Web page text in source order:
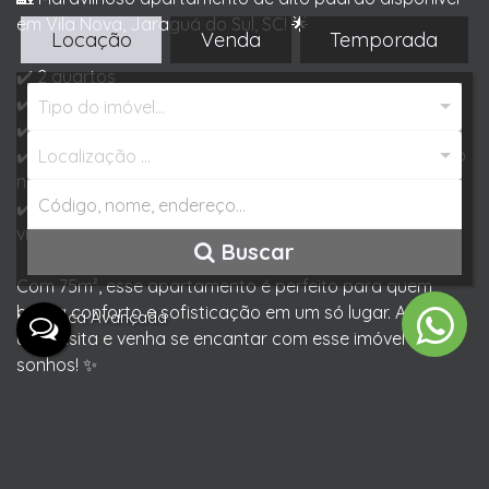
Locação Venda Temporada
Tipo do imóvel...
Localização ...
Buscar
Busca Avançada
em Vila Nova, Jaraguá do Sul, SC! 🌟
✔️ 2 quartos
✔️ 1 vaga de garagem
✔️ Prédio com elevador e salão de festas
✔️ Ficam Eletrodomésticos embutidos, ar-condicionado
na sala e móveis sob medida
✔️ Localizado no último andar, proporcionando uma
vista incrível
Com 75m², esse apartamento é perfeito para quem
busca conforto e sofisticação em um só lugar. Agende
uma visita e venha se encantar com esse imóvel dos
sonhos! ✨